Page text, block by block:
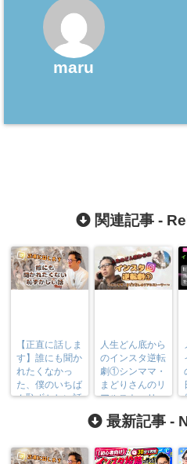
maru
関連記事 -
【正直に話しま
す】誰にも聞か
れたくなかっ
た、僕のいちば
ん恥ずかしい話
人生どん底から
のインスタ逆転
劇①シンママ・
まどりさんのリ
アルストーリー
最新記事 -